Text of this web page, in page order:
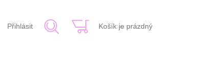
Přihlásit Košík je prázdný